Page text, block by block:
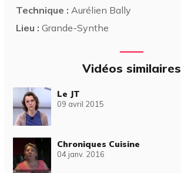
Technique : Aurélien Bally
Lieu : Grande-Synthe
Vidéos similaires
Le JT
09 avril 2015
Chroniques Cuisine
04 janv. 2016